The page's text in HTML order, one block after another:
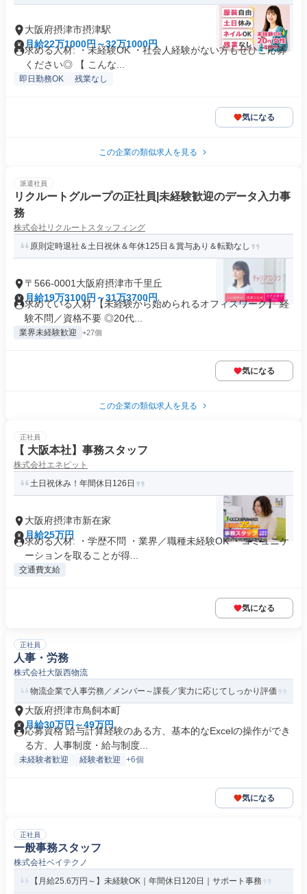
大阪府摂津市摂津駅
月給22万1000円～32万1000円
求める人材: ・未経験OK ・社会人経験がない方もぜひご応募
ください◎ 【 こんな...
即日勤務OK 残業なし
気になる
この企業の類似求人を見る
派遣社員
リクルートグループの正社員|未経験歓迎のデータ入力事
務
株式会社リクルートスタッフィング
原則定時退社＆土日祝休＆年休125日＆賞与あり＆転勤なし
〒566-0001大阪府摂津市千里丘
月給19万3100円～31万3700円
求めている人材 【未経験から始められるオフィスワーク】 経
験不問／資格不要 ◎20代...
業界未経験歓迎 +27個
気になる
この企業の類似求人を見る
正社員
【 大阪本社】事務スタッフ
株式会社エネピット
土日祝休み！年間休日126日
大阪府摂津市新在家
月給25万円
求める人材: ・学歴不問 ・業界／職種未経験OK ・コミュニケ
ーションを取ることが得...
交通費支給
気になる
正社員
人事・労務
株式会社大阪西物流
物流企業で人事労務／メンバー～課長／実力に応じてしっかり評価
大阪府摂津市鳥飼本町
月給30万円～49万円
応募資格 給与計算経験のある方、基本的なExcelの操作ができ
る方、人事制度・給与制度...
未経験者歓迎 経験者歓迎 +6個
気になる
正社員
一般事務スタッフ
株式会社ベイテクノ
【月給25.6万円～】未経験OK｜年間休日120日｜サポート事務